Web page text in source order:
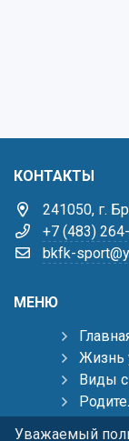
КОНТАКТЫ
241050, г.
+7 (483)
bkfk-
МЕНЮ
Жизнь
Виды
Уважаемый